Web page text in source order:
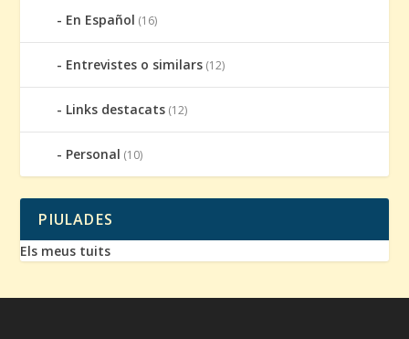
En Español (16)
Entrevistes o similars (12)
Links destacats (12)
Personal (10)
PIULADES
Els meus tuits